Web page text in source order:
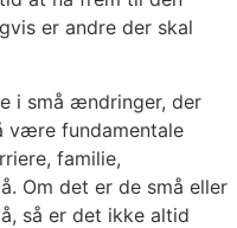
er andre der skal
i små ændringer, der
være fundamentale
familie,
Om det er de små eller
så er det ikke altid